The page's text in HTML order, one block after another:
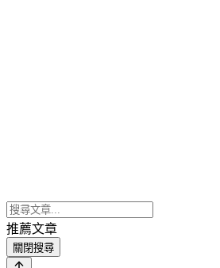
推薦文章
關閉搜尋